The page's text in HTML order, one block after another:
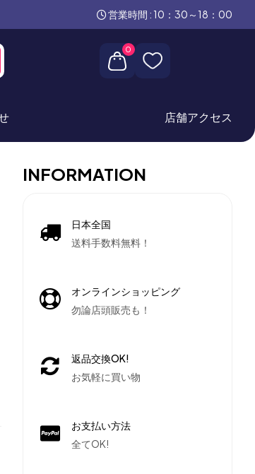
営業時間 : 10：30～18：00
0
店舗アクセス
INFORMATION
日本全国
送料手数料無料！
オンラインショッピング
勿論店頭販売も！
返品交換OK!
お気軽に買い物
お支払い方法
全てOK!